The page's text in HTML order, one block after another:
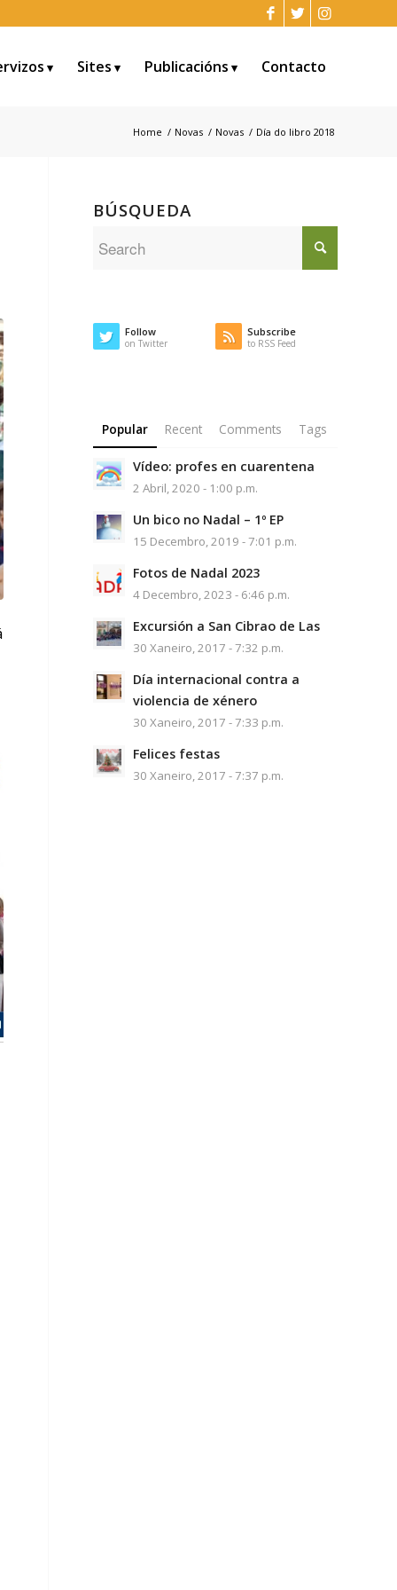
Sites Publicacións Contacto
Home / Novas / Novas / Día do libro 2018
BÚSQUEDA
Follow
on Twitter
Subscribe
to RSS Feed
Popular Recent Comments Tags
Vídeo: profes en cuarentena
2 Abril, 2020 - 1:00 p.m.
Un bico no Nadal – 1º EP
15 Decembro, 2019 - 7:01 p.m.
Fotos de Nadal 2023
4 Decembro, 2023 - 6:46 p.m.
Excursión a San Cibrao de Las
30 Xaneiro, 2017 - 7:32 p.m.
Día internacional contra a
violencia de xénero
30 Xaneiro, 2017 - 7:33 p.m.
Felices festas
30 Xaneiro, 2017 - 7:37 p.m.